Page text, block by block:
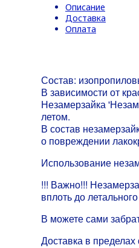
Описание
Доставка
Оплата
Состав:
В зависимости от
Незамерзайка
летом.
В состав
о повреждении
Использование
!!! Важно!!!
вплоть до
В можете сами
Доставка в